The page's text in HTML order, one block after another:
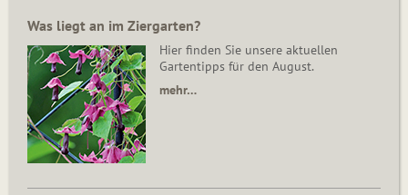
Was liegt an im Ziergarten?
Hier finden Sie unsere aktuellen
Gartentipps für den August.
mehr…